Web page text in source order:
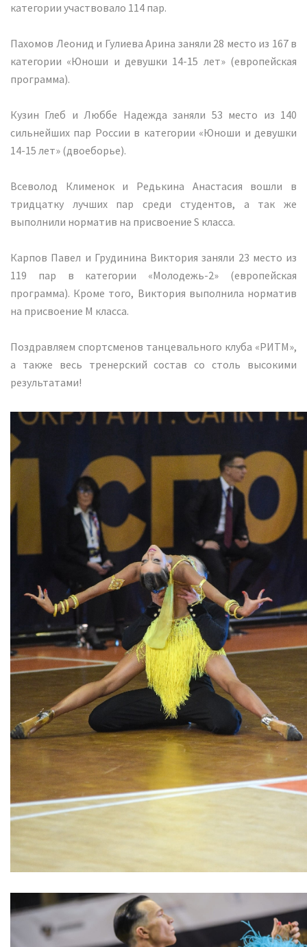
категории участвовало 114 пар.
Пахомов Леонид и Гулиева Арина заняли 28 место из 167 в
категории «Юноши и девушки 14-15 лет» (европейская
программа).
Кузин Глеб и Люббе Надежда заняли 53 место из 140
сильнейших пар России в категории «Юноши и девушки
14-15 лет» (двоеборье).
Всеволод Клименок и Редькина Анастасия вошли в
тридцатку лучших пар среди студентов, а так же
выполнили норматив на присвоение S класса.
Карпов Павел и Грудинина Виктория заняли 23 место из
119 пар в категории «Молодежь-2» (европейская
программа). Кроме того, Виктория выполнила норматив
на присвоение М класса.
Поздравляем спортсменов танцевального клуба «РИТМ»,
а также весь тренерский состав со столь высокими
результатами!